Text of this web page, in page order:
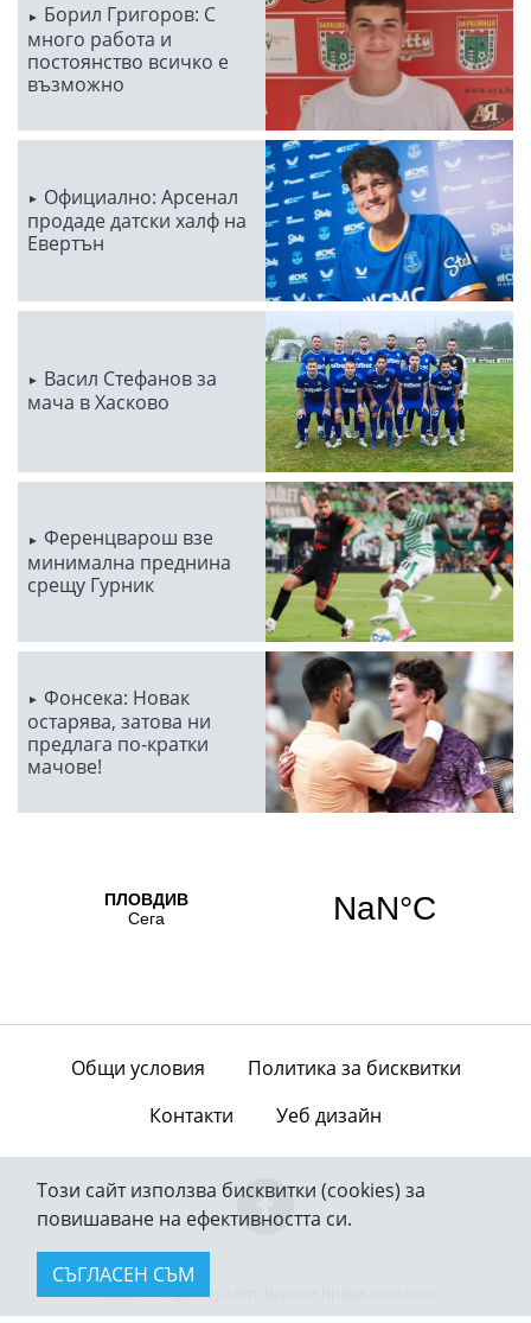
Борил Григоров: С
много работа и
постоянство всичко е
възможно
Официално: Арсенал
продаде датски халф на
Евертън
Васил Стефанов за
мача в Хасково
Ференцварош взе
минимална преднина
срещу Гурник
Фонсека: Новак
остарява, затова ни
предлага по-кратки
мачове!
Общи условия
Политика за бисквитки
Контакти
Уеб дизайн
© 2026 — bgderby.com. Всички права запазени.
Този сайт използва бисквитки (cookies) за
повишаване на ефективността си.
СЪГЛАСЕН СЪМ